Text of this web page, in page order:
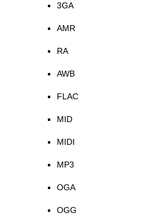
3GA
AMR
RA
AWB
FLAC
MID
MIDI
MP3
OGA
OGG